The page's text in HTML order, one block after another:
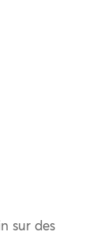
sur des